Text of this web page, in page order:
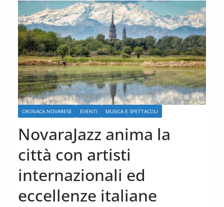
CRONACA NOVARESE EVENTI MUSICA E SPETTACOLI
NovaraJazz anima la
città con artisti
internazionali ed
eccellenze italiane